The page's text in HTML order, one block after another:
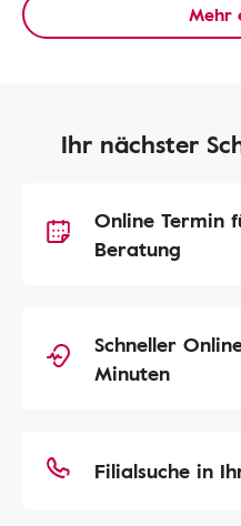
Mehr
Ihr nächster
Online Termin
Beratung
Schneller
Minuten
Filialsuche in